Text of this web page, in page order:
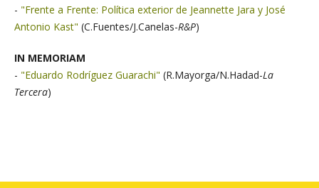
- "Frente a Frente: Política exterior de Jeannette Jara y José
Antonio Kast" (C.Fuentes/J.Canelas-R&P)
IN MEMORIAM
- "Eduardo Rodríguez Guarachi" (R.Mayorga/N.Hadad-La
Tercera)